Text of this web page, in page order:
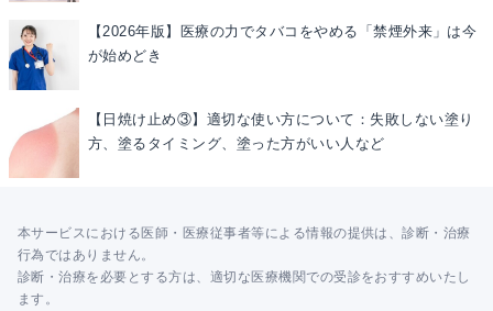
【2026年版】医療の力でタバコをやめる「禁煙外来」は今
が始めどき
【日焼け止め③】適切な使い方について：失敗しない塗り
方、塗るタイミング、塗った方がいい人など
本サービスにおける医師・医療従事者等による情報の提供は、診断・治療
行為ではありません。
診断・治療を必要とする方は、適切な医療機関での受診をおすすめいたし
ます。